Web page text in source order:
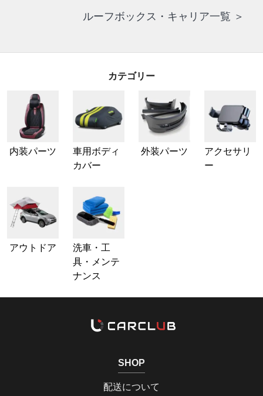
ルーフボックス・キャリア一覧 ＞
カテゴリー
内装パーツ
車用ボディ
カバー
外装パーツ
アクセサリ
ー
アウトドア
洗車・工
具・メンテ
ナンス
SHOP
配送について